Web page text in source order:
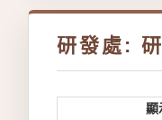
研發處:
顯